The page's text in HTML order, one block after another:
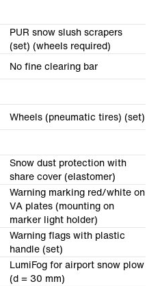
PUR snow slush scrapers
(set) (wheels required)
No fine clearing bar
Wheels (pneumatic tires) (set)
Snow dust protection with
share cover (elastomer)
Warning marking red/white on
VA plates (mounting on
marker light holder)
Warning flags with plastic
handle (set)
LumiFog for airport snow plow
(d = 30 mm)